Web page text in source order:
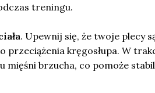
treningu.
. Upewnij się, że twoje plecy
przeciążenia kręgosłupa. W
mięśni brzucha, co pomoże